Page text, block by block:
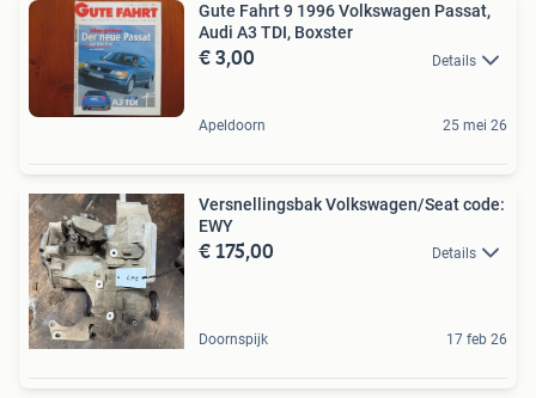
Gute Fahrt 9 1996 Volkswagen Passat,
Audi A3 TDI, Boxster
€ 3,00 Details
Apeldoorn 25 mei 26
Versnellingsbak Volkswagen/Seat code:
EWY
€ 175,00 Details
Doornspijk 17 feb 26